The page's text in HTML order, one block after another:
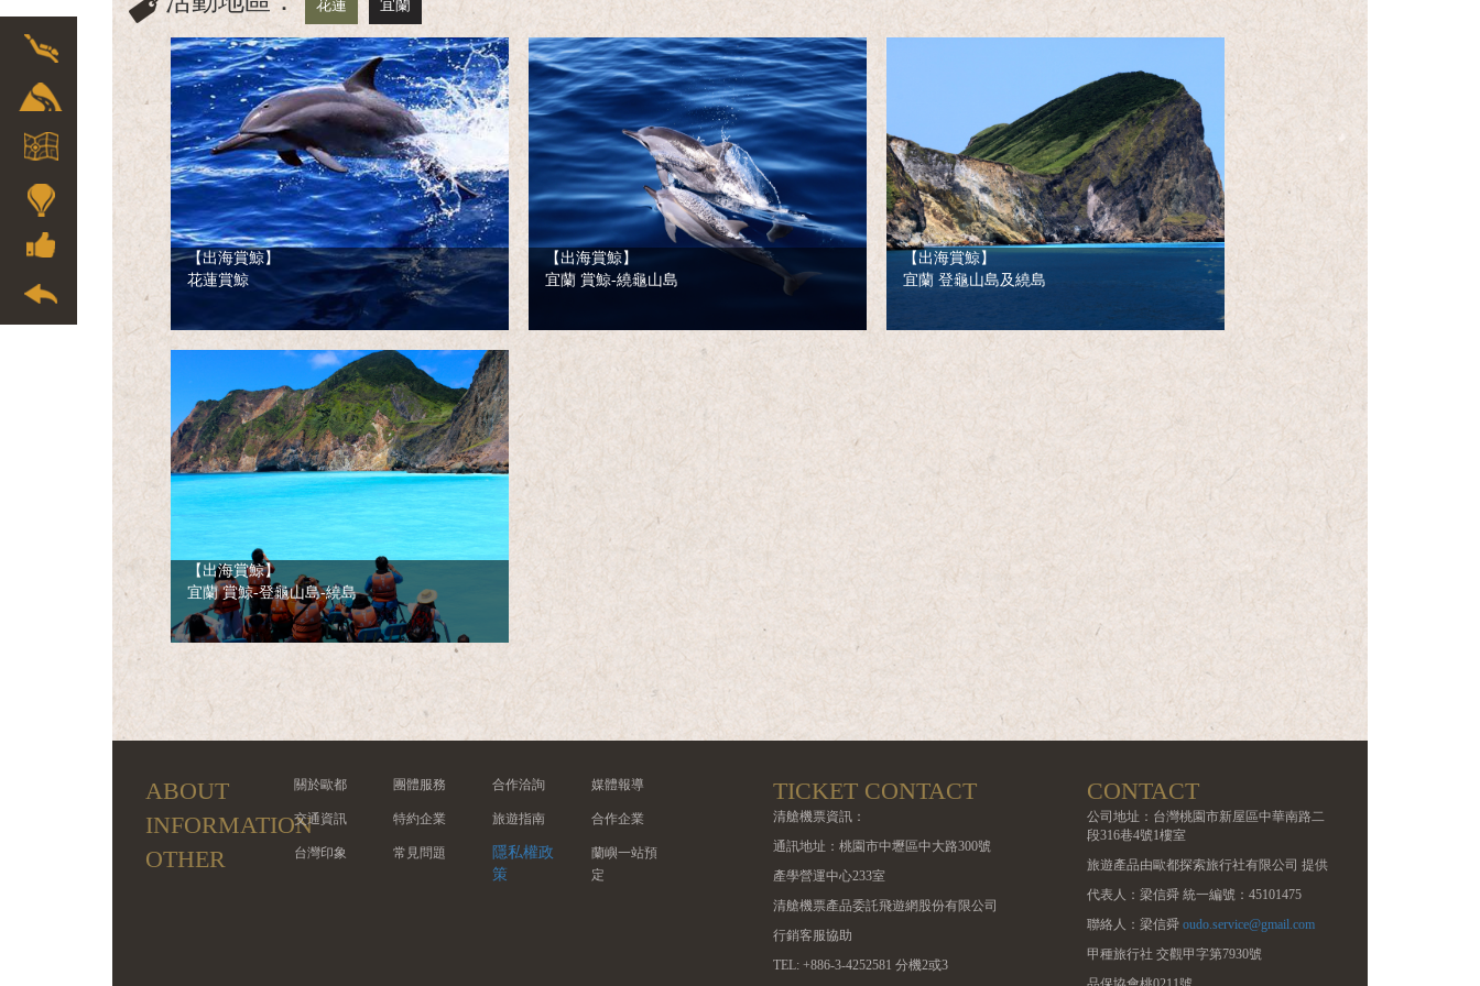
花蓮 宜蘭
【出海賞鯨】
花蓮賞鯨
【出海賞鯨】
宜蘭 賞鯨-繞龜山島
【出海賞鯨】
宜蘭 登龜山島及繞島
【出海賞鯨】
宜蘭 賞鯨-登龜山島-繞島
ABOUT 關於歐都 團體服務 合作洽詢 媒體報導
INFORMATION交通資訊 特約企業 旅遊指南 合作企業
OTHER 台灣印象 常見問題
隱私權政
策
蘭嶼一站預
定
TICKET CONTACT
清艙機票資訊：
通訊地址：桃園市中壢區中大路300號
產學營運中心233室
清艙機票產品委託飛遊網股份有限公司
行銷客服協助
TEL: +886-3-4252581 分機2或3
CONTACT
公司地址：台灣桃園市新屋區中華南路二
段316巷4號1樓室
旅遊產品由歐都探索旅行社有限公司 提供
代表人：梁信舜 統一編號：45101475
聯絡人：梁信舜 oudo.service@gmail.com
甲種旅行社 交觀甲字第7930號